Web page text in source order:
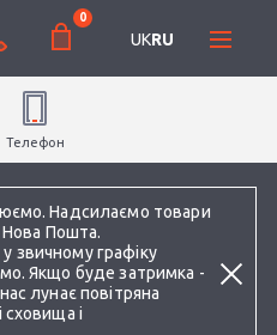
Надсилаємо товари
Нова Пошта.
звичному графіку
Якщо буде затримка -
лунає повітряна
і
0
UKRU
Телефон